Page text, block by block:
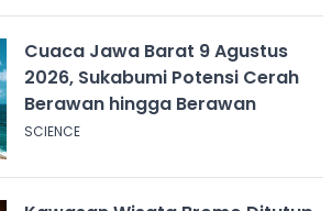
Cuaca Jawa Barat 9 Agustus
2026, Sukabumi Potensi Cerah
Berawan hingga Berawan
SCIENCE